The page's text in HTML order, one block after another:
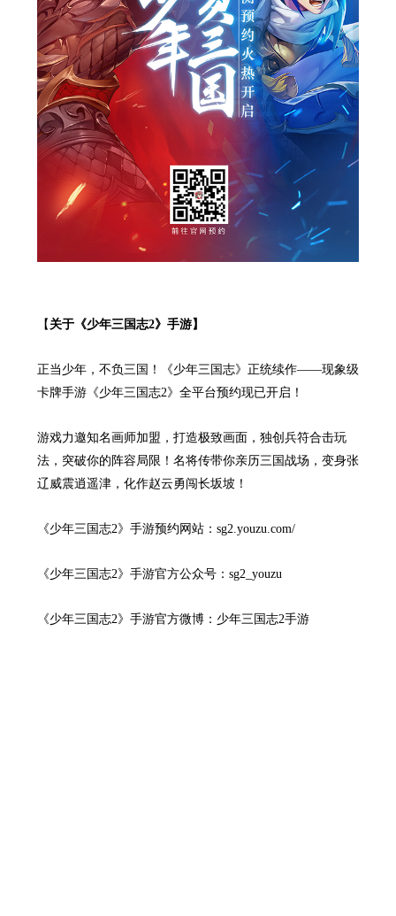
【 关于《少年三国志2》手游】
正当少年，不负三国！《少年三国志》正统续作——现象级
卡牌手游《少年三国志2》全平台预约现已开启！
游戏力邀知名画师加盟，打造极致画面，独创兵符合击玩
法，突破你的阵容局限！名将传带你亲历三国战场，变身张
辽威震逍遥津，化作赵云勇闯长坂坡！
《少年三国志2》手游预约网站： sg2.youzu.com/
《少年三国志2》手游官方公众号：sg2_youzu
《少年三国志2》手游官方微博：少年三国志2手游